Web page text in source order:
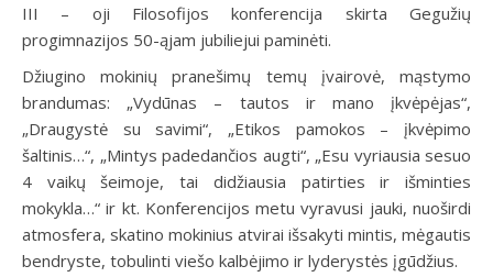
III – oji Filosofijos konferencija skirta Gegužių
progimnazijos 50-ąjam jubiliejui paminėti.
Džiugino mokinių pranešimų temų įvairovė, mąstymo
brandumas: „Vydūnas – tautos ir mano įkvėpėjas“,
„Draugystė su savimi“, „Etikos pamokos – įkvėpimo
šaltinis…“, „Mintys padedančios augti“, „Esu vyriausia sesuo
4 vaikų šeimoje, tai didžiausia patirties ir išminties
mokykla…“ ir kt. Konferencijos metu vyravusi jauki, nuoširdi
atmosfera, skatino mokinius atvirai išsakyti mintis, mėgautis
bendryste, tobulinti viešo kalbėjimo ir lyderystės įgūdžius.